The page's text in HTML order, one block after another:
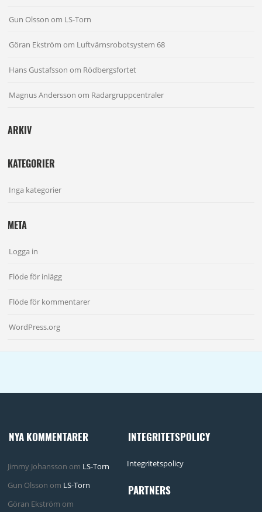
Gun Olsson om LS-Torn
Göran Ekström om Luftvärnsrobotsystem 68
Hans Gustafsson om Rödbergsfortet
Magnus Andersson om Radargruppcentraler
ARKIV
KATEGORIER
Inga kategorier
META
Logga in
Flöde för inlägg
Flöde för kommentarer
WordPress.org
NYA KOMMENTARER
Jimmy Johansson om LS-Torn
Gun Olsson om LS-Torn
Göran Ekström om
INTEGRITETSPOLICY
Integritetspolicy
PARTNERS